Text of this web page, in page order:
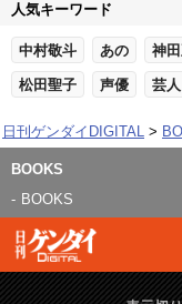
人気キーワード
中村敬斗 あの 神
松田聖子 声優 芸人
日刊ゲンダイDIGITAL
BOOKS
BOOKS